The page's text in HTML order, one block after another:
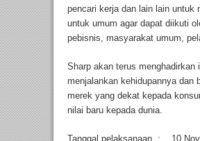
pencari kerja dan lain lain untuk
untuk umum agar dapat diikuti
pebisnis, masyarakat umum,
Sharp akan terus
menjalankan kehidupannya dan
merek yang dekat kepada
nilai baru kepada dunia.
Tanggal pelaksanaan : 10